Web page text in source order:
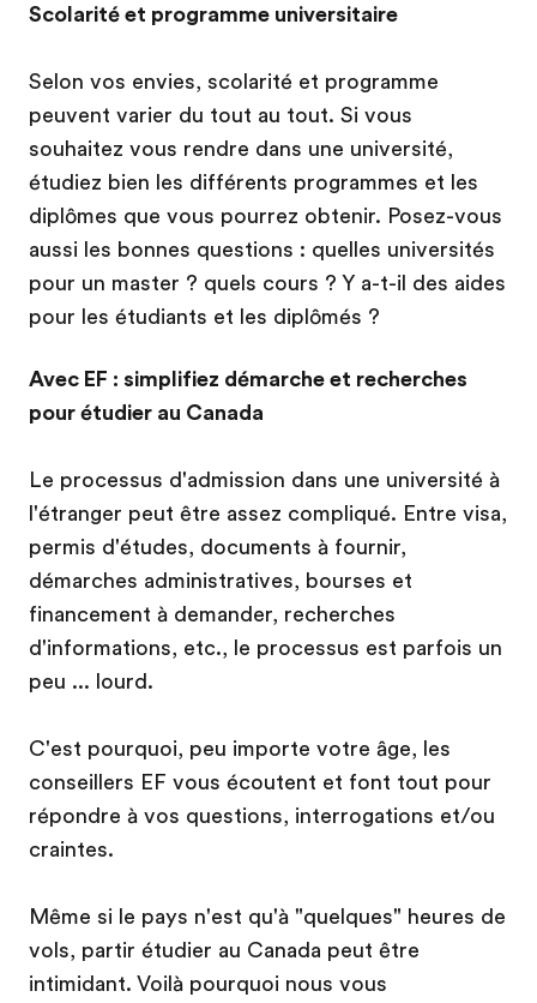
Scolarité et programme universitaire
Selon vos envies, scolarité et programme
peuvent varier du tout au tout. Si vous
souhaitez vous rendre dans une université,
étudiez bien les différents programmes et les
diplômes que vous pourrez obtenir. Posez-vous
aussi les bonnes questions : quelles universités
pour un master ? quels cours ? Y a-t-il des aides
pour les étudiants et les diplômés ?
Avec EF : simplifiez démarche et recherches
pour étudier au Canada
Le processus d'admission dans une université à
l'étranger peut être assez compliqué. Entre visa,
permis d'études, documents à fournir,
démarches administratives, bourses et
financement à demander, recherches
d'informations, etc., le processus est parfois un
peu ... lourd.
C'est pourquoi, peu importe votre âge, les
conseillers EF vous écoutent et font tout pour
répondre à vos questions, interrogations et/ou
craintes.
Même si le pays n'est qu'à "quelques" heures de
vols, partir étudier au Canada peut être
intimidant. Voilà pourquoi nous vous